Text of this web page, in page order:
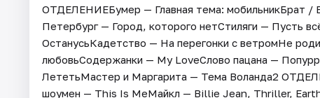
ОТДЕЛЕНИЕБумер — Главная тема: мобильникБрат /
Петербург — Город, которого нетСтиляги — Пусть
ОстанусьКадетство — На перегонки с ветромНе
любовьСодержанки — My LoveСлово пацана —
ЛететьМастер и Маргарита — Тема Воланда2
шоумен — This Is MeМайкл — Billie Jean, Thriller,